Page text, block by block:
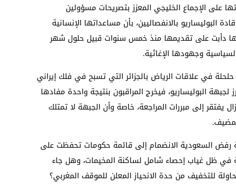
على الإجماع الخليجي المعزز بتصريحات مسؤولين
البوليساريو بالانفصاليين، بأن مساعداتها الإنسانية
دأبت على تقديمها منذ خمس سنوات قبيل حلول شهر
وجهودها الإغاثية.
في علاقات الرياض بالجزائر التي تسبح في فلك إيراني
لجبهة البوليساريو، فيخرج المراقبون بنتيجة واحدة مفادها
يفتقر إلى مبررات المراجعة، خاصة وأن الجبهة لا تمتلك
السعودية الانضمام إلى قائمة حكومات تحفظت على
في ظل غياب إحصاء شامل لساكنة المخيمات، وهل جاء
للتخفيف من حدة الانحياز المعلن للموقف المغربي؟